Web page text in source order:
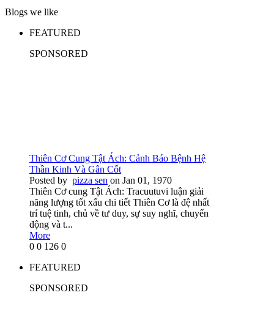
Blogs we like
FEATURED
SPONSORED
Thiên Cơ Cung Tật Ách: Cảnh Báo Bệnh Hệ
Thần Kinh Và Gân Cốt
Posted by pizza sen on Jan 01, 1970
Thiên Cơ cung Tật Ách: Tracuutuvi luận giải
năng lượng tốt xấu chi tiết Thiên Cơ là đệ nhất
trí tuệ tinh, chủ về tư duy, sự suy nghĩ, chuyển
động và t...
More
0 0 126 0
FEATURED
SPONSORED